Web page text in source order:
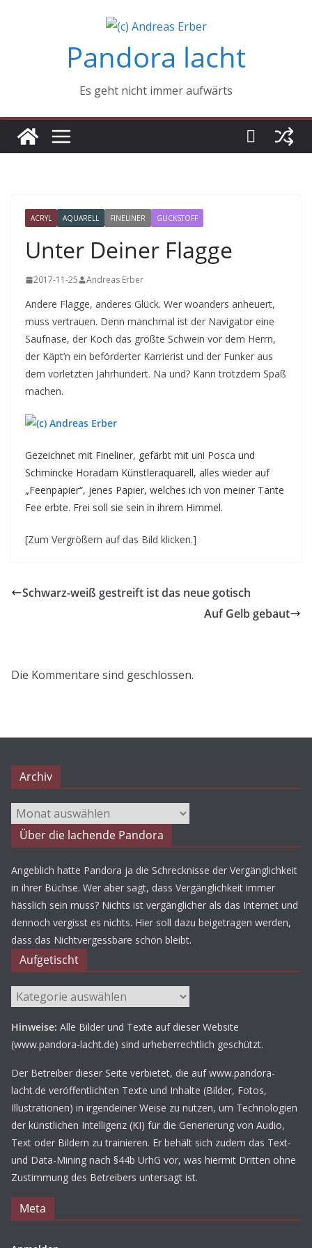
Pandora lacht
Es geht nicht immer aufwärts
ACRYL AQUARELL FINELINER GUCKSTOFF
Unter Deiner Flagge
2017-11-25 Andreas Erber
Andere Flagge, anderes Glück. Wer woanders anheuert,
muss vertrauen. Denn manchmal ist der Navigator eine
Saufnase, der Koch das größte Schwein vor dem Herrn,
der Käpt’n ein beförderter Karrierist und der Funker aus
dem vorletzten Jahrhundert. Na und? Kann trotzdem Spaß
machen.
Gezeichnet mit Fineliner, gefärbt mit uni Posca und
Schmincke Horadam Künstleraquarell, alles wieder auf
„Feenpapier“, jenes Papier, welches ich von meiner Tante
Fee erbte. Frei soll sie sein in ihrem Himmel.
[Zum Vergrößern auf das Bild klicken.]
Schwarz-weiß gestreift ist das neue gotisch
Auf Gelb gebaut
Die Kommentare sind geschlossen.
Archiv
Archiv
Über die lachende Pandora
Angeblich hatte Pandora ja die Schrecknisse der Vergänglichkeit
in ihrer Büchse. Wer aber sagt, dass Vergänglichkeit immer
hässlich sein muss? Nichts ist vergänglicher als das Internet und
dennoch vergisst es nichts. Hier soll dazu beigetragen werden,
dass das Nichtvergessbare schön bleibt.
Aufgetischt
Aufgetischt
Hinweise: Alle Bilder und Texte auf dieser Website
(www.pandora-lacht.de) sind urheberrechtlich geschützt.
Der Betreiber dieser Seite verbietet, die auf www.pandora-
lacht.de veröffentlichten Texte und Inhalte (Bilder, Fotos,
Illustrationen) in irgendeiner Weise zu nutzen, um Technologien
der künstlichen Intelligenz (KI) für die Generierung von Audio,
Text oder Bildern zu trainieren. Er behält sich zudem das Text-
und Data-Mining nach §44b UrhG vor, was hiermit Dritten ohne
Zustimmung des Betreibers untersagt ist.
Meta